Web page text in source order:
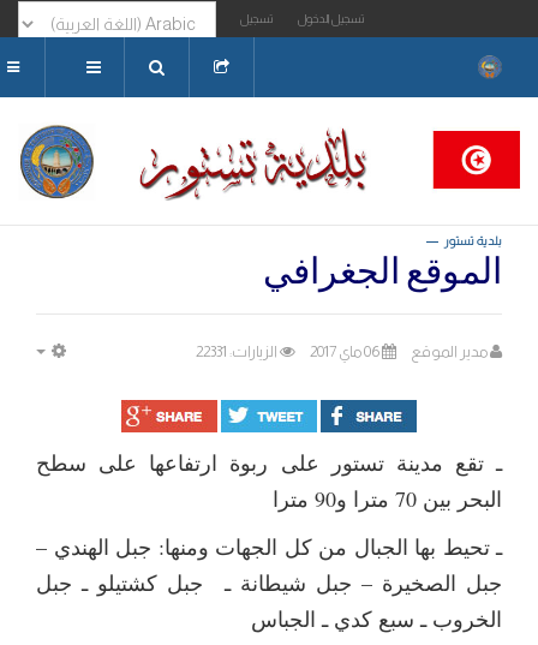
تسجيل الدخول تسجيل
البحث...
بلدية تستور
الموقع الجغرافي
مدير الموقع 06 ماي 2017 الزيارات: 22331
ـ تقع مدينة تستور على ربوة ارتفاعها على سطح
البحر بين 70 مترا و90 مترا
ـ تحيط بها الجبال من كل الجهات ومنها: جبل الهندي –
جبل الصخيرة – جبل شيطانة ـ جبل كشتيلو ـ جبل
الخروب ـ سبع كدي ـ الجباس